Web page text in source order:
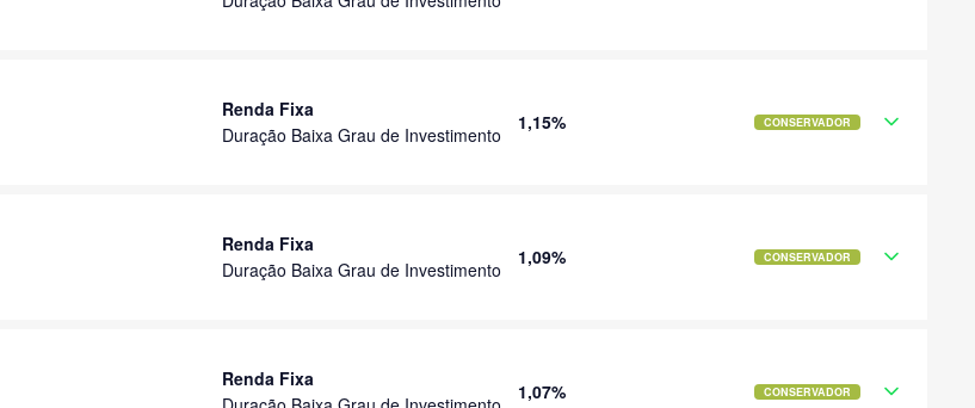
Renda Fixa
Duração Baixa Grau de Investimento
1,15% CONSERVADOR
Renda Fixa
Duração Baixa Grau de Investimento
1,09% CONSERVADOR
Renda Fixa
1,07% CONSERVADOR